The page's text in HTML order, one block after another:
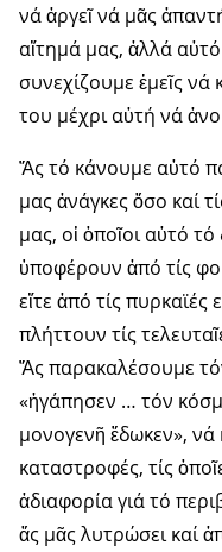
νά ἀργεῖ νά μᾶς
αἴτημά μας, ἀλλά
συνεχίζου­με ἐμεῖς
του μέχρι αὐτή νά
Ἄς τό κάνουμε αὐτό
μας ἀνάγκες ὅσο καί
μας, οἱ ὁποῖοι αὐτό
ὑποφέ­ρουν ἀπό τίς
εἴτε ἀπό τίς
πλήτ­τουν τίς
Ἄς παρακαλέσουμε
«ἠγάπησεν … τόν
μονογενῆ ἔδωκεν», νά
κατα­στρο­φές, τίς
ἀδιαφορία γιά τό
ἄς μᾶς λυτρώσει καί